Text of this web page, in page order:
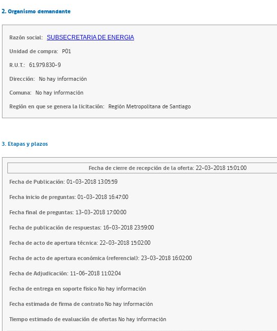
2. Organismo demandante
Razón social: SUBSECRETARIA DE ENERGIA
Unidad de compra: P01
R.U.T.: 61.979.830-9
Dirección: No hay información
Comuna: No hay información
Región en que se genera la licitación: Región Metropolitana de Santiago
3. Etapas y plazos
Fecha de cierre de recepción de la oferta: 22-03-2018 15:01:00
Fecha de Publicación: 01-03-2018 13:05:59
Fecha inicio de preguntas: 01-03-2018 16:47:00
Fecha final de preguntas: 13-03-2018 17:00:00
Fecha de publicación de respuestas: 16-03-2018 23:59:00
Fecha de acto de apertura técnica: 22-03-2018 15:02:00
Fecha de acto de apertura económica (referencial): 23-03-2018 16:02:00
Fecha de Adjudicación: 11-06-2018 11:02:04
Fecha de entrega en soporte fisicoNo hay información
Fecha estimada de firma de contratoNo hay información
Tiempo estimado de evaluación de ofertasNo hay información